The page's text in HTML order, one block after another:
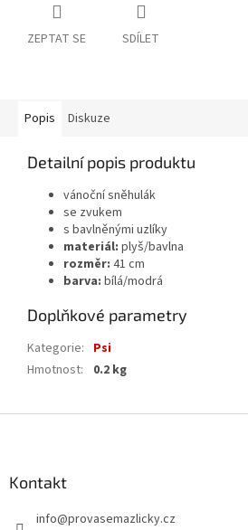
ZEPTAT SE SDÍLET
Popis Diskuze
Detailní popis produktu
vánoční sněhulák
se zvukem
s bavlněnými uzlíky
materiál: plyš/bavlna
rozměr: 41 cm
barva: bílá/modrá
Doplňkové parametry
Kategorie: Psi
Hmotnost: 0.2 kg
Kontakt
info@provasemazlicky.cz